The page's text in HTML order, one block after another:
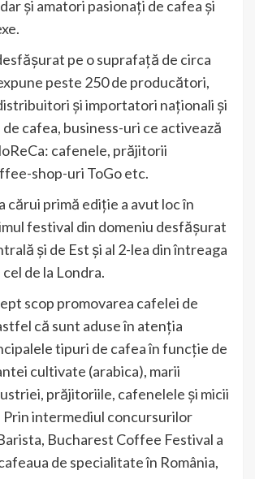
și amatori pasionați de cafea și
pe o suprafață de circa
peste 250 de producători,
și importatori naționali și
cafea, business-uri ce activează
cafenele, prăjitorii
shop-uri ToGo etc.
cărui primă ediție a avut loc în
festival din domeniu desfășurat
și de Est și al 2-lea din întreaga
de la Londra.
scop promovarea cafelei de
că sunt aduse în atenția
tipuri de cafea în funcție de
cultivate (arabica), marii
prăjitoriile, cafenelele și micii
intermediul concursurilor
Bucharest Coffee Festival a
de specialitate în România,